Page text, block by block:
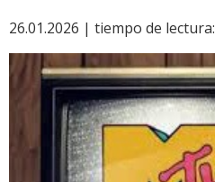
26.01.2026 | tiempo de lectura: